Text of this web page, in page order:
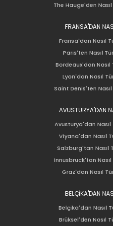
The Hauge'den
FRANSA'DAN
Fransa'dan Nasıl
Paris'ten Nasıl
Bordeaux'dan Nasıl
Lyon'dan Nasıl
Saint Denis'ten
AVUSTURYA'DAN
Avusturya'dan Nasıl
Viyana'dan Nasıl
Salzburg'tan Nasıl
Innusbruck'tan Nasıl
Graz'dan Nasıl
BELÇİKA'DAN
Belçika'dan Nasıl
Brüksel'den Nasıl